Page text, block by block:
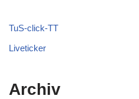
TuS-click-TT
Liveticker
Archiv